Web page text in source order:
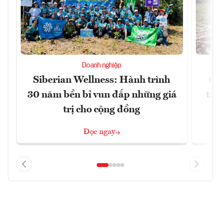
Doanh nghiệp
Siberian Wellness: Hành trình
30 năm bền bỉ vun đắp những giá
trị cho cộng đồng
Đọc ngay